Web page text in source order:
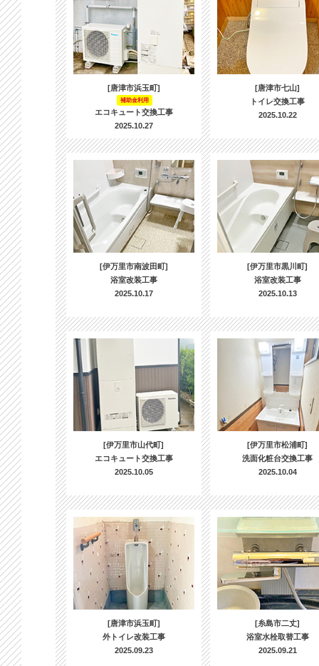
[唐津市浜玉町]
補助金利用
エコキュート交換工事
2025.10.27
[唐津市七山]
トイレ交換工事
2025.10.22
[伊万里市南波田町]
浴室改装工事
2025.10.17
[伊万里市黒川町]
浴室改装工事
2025.10.13
[伊万里市山代町]
エコキュート交換工事
2025.10.05
[伊万里市松浦町]
洗面化粧台交換工事
2025.10.04
[唐津市浜玉町]
外トイレ改装工事
2025.09.23
[糸島市二丈]
浴室水栓取替工事
2025.09.21